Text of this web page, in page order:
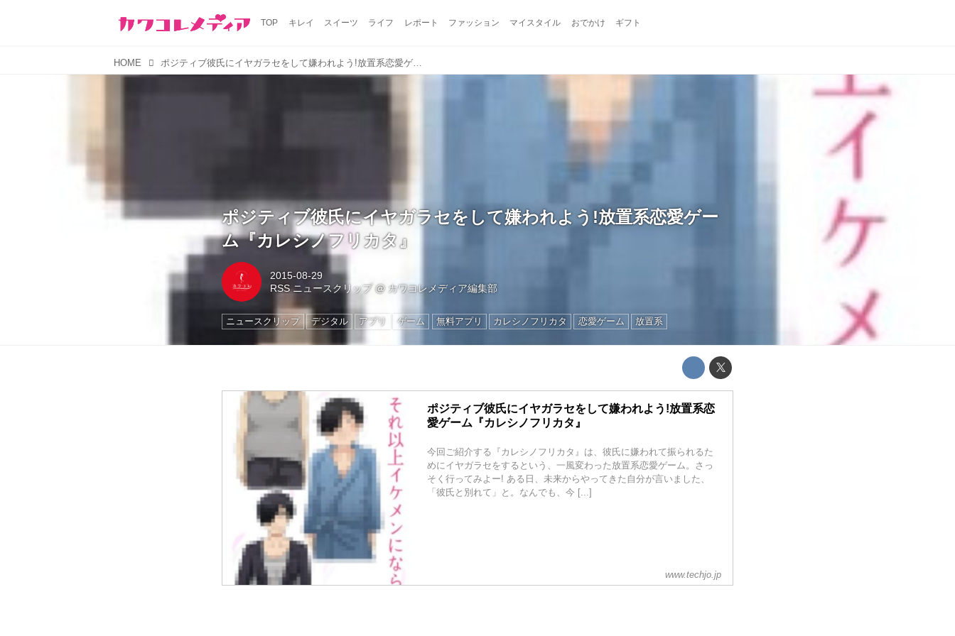
TOP キレイ スイーツ ライフ レポート ファッション マイスタイル おでかけ ギフト
HOME ポジティブ彼氏にイヤガラセをして嫌われよう!放置系恋愛ゲーム『カレシノフリカタ』
ポジティブ彼氏にイヤガラセをして嫌われよう!放置系恋愛ゲー
ム『カレシノフリカタ』
2015-08-29
RSS ニュースクリップ@ カワコレメディア編集部
ニュースクリップ デジタル アプリ ゲーム 無料アプリ カレシノフリカタ 恋愛ゲーム 放置系
ポジティブ彼氏にイヤガラセをして嫌われよう!放置系恋
愛ゲーム『カレシノフリカタ』
今回ご紹介する『カレシノフリカタ』は、彼氏に嫌われて振られるた
めにイヤガラセをするという、一風変わった放置系恋愛ゲーム。さっ
そく行ってみよー! ある日、未来からやってきた自分が言いました、
「彼氏と別れて」と。なんでも、今 [...]
www.techjo.jp